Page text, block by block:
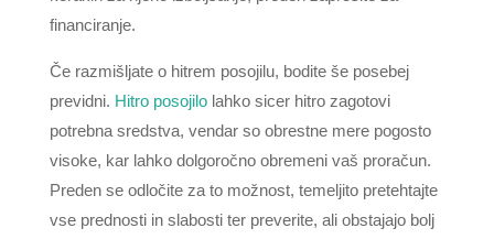
financiranje.
Če razmišljate o hitrem posojilu, bodite še posebej
previdni. Hitro posojilolahko sicer hitro zagotovi
potrebna sredstva, vendar so obrestne mere pogosto
visoke, kar lahko dolgoročno obremeni vaš proračun.
Preden se odločite za to možnost, temeljito pretehtajte
vse prednosti in slabosti ter preverite, ali obstajajo bolj